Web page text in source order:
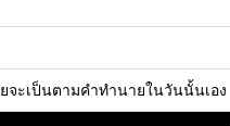
จะเป็นตามคำทำนายในวันนั้นเอง